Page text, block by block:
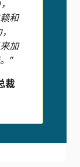
和
加
”
裁